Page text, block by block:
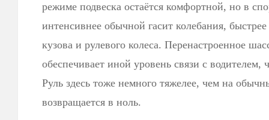
режиме подвеска остаётся комфортной, но в
интенсивнее обычной гасит колебания,
кузова и рулевого колеса. Перенастроенное
обеспечивает иной уровень связи с
Руль здесь тоже немного тяжелее, чем на
возвращается в ноль.